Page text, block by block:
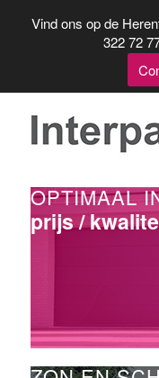
OPTIMAAL
prijs /
Vind ons op de
322 72